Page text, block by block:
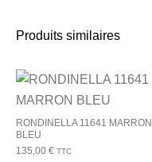
Produits similaires
RONDINELLA 11641 MARRON
BLEU
135,00€ TTC